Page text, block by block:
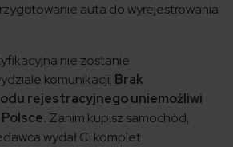
auta do wyrejestrowania
nie zostanie
komunikacji. Brak
rejestracyjnego uniemożliwi
Zanim kupisz samochód,
wydał Ci komplet